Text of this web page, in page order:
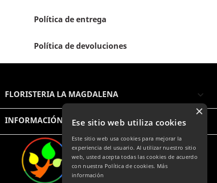
Política de entrega
Política de devoluciones
FLORISTERIA LA MAGDALENA 
INFORMACIÓN
×
Ese sitio web utiliza cookies
Este sitio web usa cookies para mejorar la
experiencia del usuario. Al utilizar nuestro sitio
web, usted acepta todas las cookies de acuerdo
con nuestra Política de cookies. Más
información